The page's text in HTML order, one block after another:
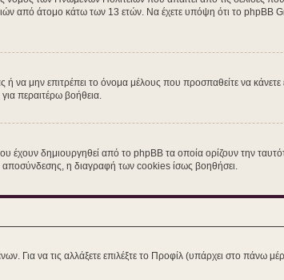
από άτομο κάτω των 13 ετών. Να έχετε υπόψη ότι το phpBB
ή να μην επιτρέπει το όνομα μέλους που προσπαθείτε να
περαιτέρω βοήθεια.
δημιουργηθεί από το phpBB τα οποία ορίζουν την
αποσύνδεσης, η διαγραφή των cookies ίσως βοηθήσει.
Για να τις αλλάξετε επιλέξτε το Προφίλ (υπάρχει στο πάνω